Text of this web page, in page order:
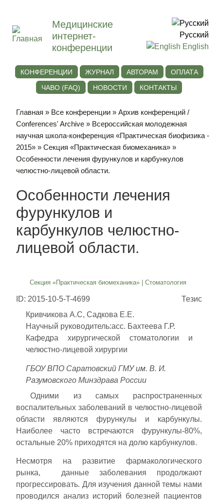
Медицинские
интернет-
конференции
Русский
English
КОНФЕРЕНЦИИ ЖУРНАЛ АВТОРАМ
ОПЛАТА
ЧАВО (FAQ)
НОВОСТИ КОНТАКТЫ
Главная » Все конференции »Архив конференций /
Conferences' Archive » Всероссийская молодежная
научная школа-конференция «Практическая биофизика -
2015» »Секция «Практическая биомеханика» »
Особенности лечения фурункулов и карбункулов
челюстно-лицевой области.
Особенности лечения
фурункулов и
карбункулов челюстно-
лицевой области.
Секция «Практическая биомеханика» |Стоматология
ID: 2015-10-5-T-4699
Тезис
Кривчикова А.С, Садкова Е.Е.
Научный руководитель:асс. Бахтеева Г.Р.
Кафедра хирургической стоматологии и
челюстно-лицевой хирургии
ГБОУ ВПО Саратовский ГМУ им. В. И.
Разумовского Минздрава России
Одними из самых распространенных
воспалительных заболеваний в челюстно-лицевой
области являются фурункулы и карбункулы.
Наиболее часто встречаются фурункулы-80%,
остальные 20% приходятся на долю карбункулов.
Несмотря на развитие фармакологического
рынка, данные заболевания продолжают
прогрессировать. Для изучения данной темы нами
проводился анализ историй болезней пациентов